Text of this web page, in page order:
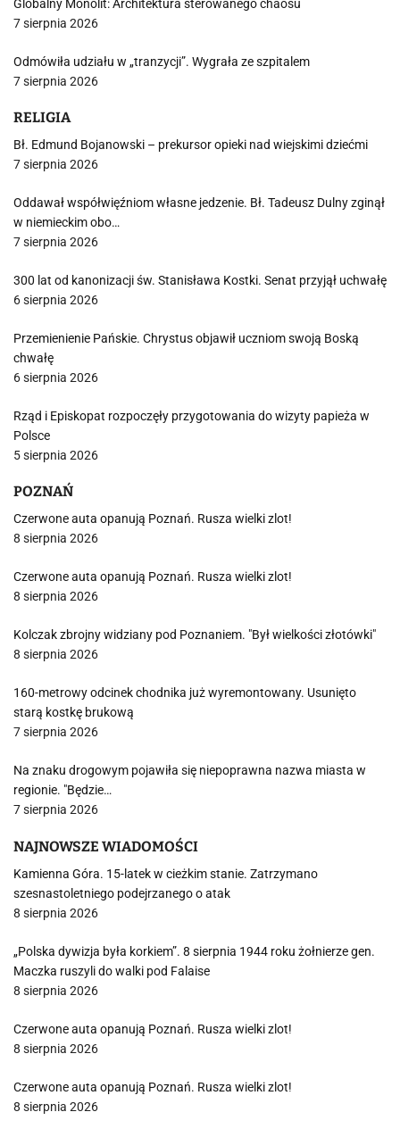
Globalny Monolit: Architektura sterowanego chaosu
7 sierpnia 2026
Odmówiła udziału w „tranzycji”. Wygrała ze szpitalem
7 sierpnia 2026
RELIGIA
Bł. Edmund Bojanowski – prekursor opieki nad wiejskimi dziećmi
7 sierpnia 2026
Oddawał współwięźniom własne jedzenie. Bł. Tadeusz Dulny zginął
w niemieckim obo…
7 sierpnia 2026
300 lat od kanonizacji św. Stanisława Kostki. Senat przyjął uchwałę
6 sierpnia 2026
Przemienienie Pańskie. Chrystus objawił uczniom swoją Boską
chwałę
6 sierpnia 2026
Rząd i Episkopat rozpoczęły przygotowania do wizyty papieża w
Polsce
5 sierpnia 2026
POZNAŃ
Czerwone auta opanują Poznań. Rusza wielki zlot!
8 sierpnia 2026
Czerwone auta opanują Poznań. Rusza wielki zlot!
8 sierpnia 2026
Kolczak zbrojny widziany pod Poznaniem. "Był wielkości złotówki"
8 sierpnia 2026
160-metrowy odcinek chodnika już wyremontowany. Usunięto
starą kostkę brukową
7 sierpnia 2026
Na znaku drogowym pojawiła się niepoprawna nazwa miasta w
regionie. "Będzie…
7 sierpnia 2026
NAJNOWSZE WIADOMOŚCI
Kamienna Góra. 15-latek w cieżkim stanie. Zatrzymano
szesnastoletniego podejrzanego o atak
8 sierpnia 2026
„Polska dywizja była korkiem”. 8 sierpnia 1944 roku żołnierze gen.
Maczka ruszyli do walki pod Falaise
8 sierpnia 2026
Czerwone auta opanują Poznań. Rusza wielki zlot!
8 sierpnia 2026
Czerwone auta opanują Poznań. Rusza wielki zlot!
8 sierpnia 2026